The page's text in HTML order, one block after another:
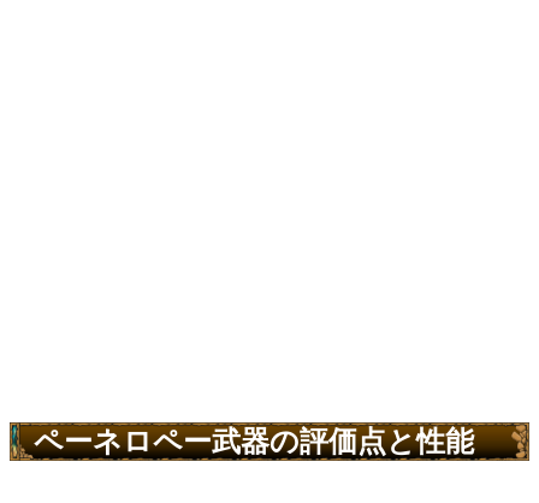
ペーネロペー武器の評価点と性能